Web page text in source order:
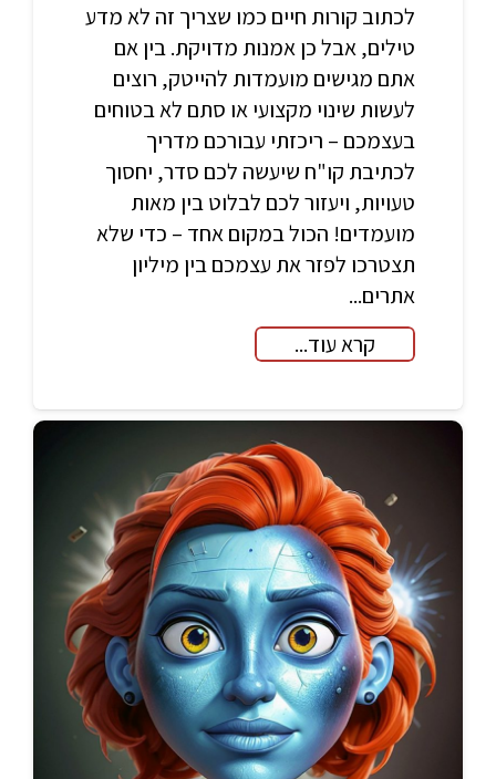
לכתוב קורות חיים כמו שצריך זה לא מדע
טילים, אבל כן אמנות מדויקת. בין אם
אתם מגישים מועמדות להייטק, רוצים
לעשות שינוי מקצועי או סתם לא בטוחים
בעצמכם – ריכזתי עבורכם מדריך
לכתיבת קו"ח שיעשה לכם סדר, יחסוך
טעויות, ויעזור לכם לבלוט בין מאות
מועמדים! הכול במקום אחד – כדי שלא
תצטרכו לפזר את עצמכם בין מיליון
אתרים...
קרא עוד...